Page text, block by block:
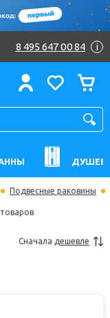
8 495 647 00 84 i
Подвесные раковины
Сначала дешевле